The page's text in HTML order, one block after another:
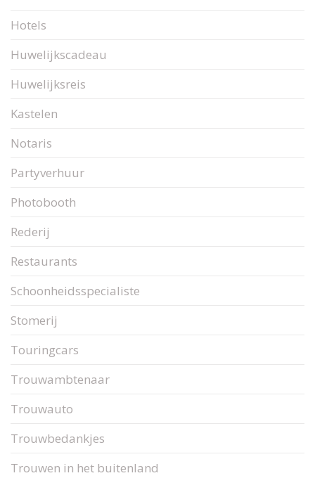
Hotels
Huwelijkscadeau
Huwelijksreis
Kastelen
Notaris
Partyverhuur
Photobooth
Rederij
Restaurants
Schoonheidsspecialiste
Stomerij
Touringcars
Trouwambtenaar
Trouwauto
Trouwbedankjes
Trouwen in het buitenland